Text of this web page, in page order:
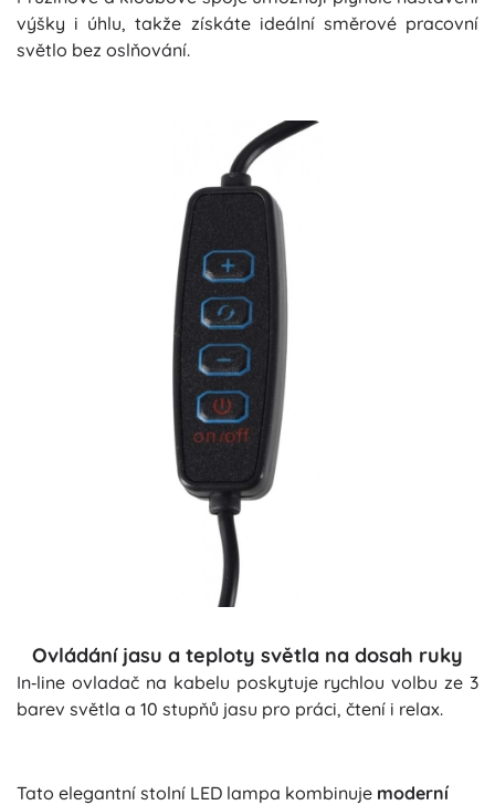
výšky i úhlu, takže získáte ideální směrové pracovní
světlo bez oslňování.
Ovládání jasu a teploty světla na dosah ruky
In‑line ovladač na kabelu poskytuje rychlou volbu ze 3
barev světla a 10 stupňů jasu pro práci, čtení i relax.
Tato elegantní stolní LED lampa kombinuje moderní